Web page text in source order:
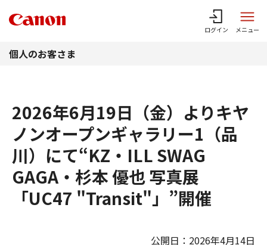
ログイン メニュー
個人のお客さま
2026年6月19日（金）よりキヤ
ノンオープンギャラリー1（品
川）にて“KZ・ILL SWAG
GAGA・杉本 優也 写真展
「UC47 "Transit"」”開催
公開日：2026年4月14日